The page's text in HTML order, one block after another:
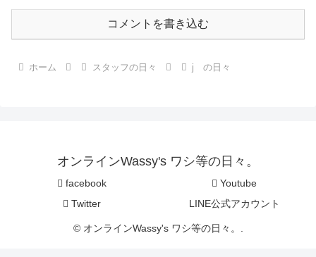
コメントを書き込む
ホーム スタッフの日々 j の日々
オンラインWassy's ワシ等の日々。
facebook
Youtube
Twitter
LINE公式アカウント
© オンラインWassy's ワシ等の日々。.